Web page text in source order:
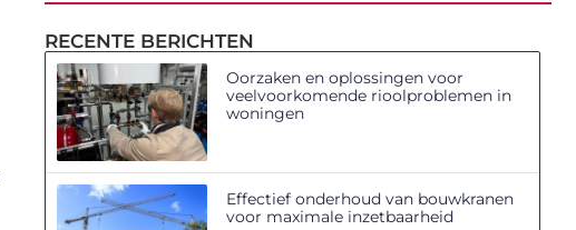
RECENTE BERICHTEN
Oorzaken en oplossingen voor
veelvoorkomende rioolproblemen in
woningen
Effectief onderhoud van bouwkranen
voor maximale inzetbaarheid